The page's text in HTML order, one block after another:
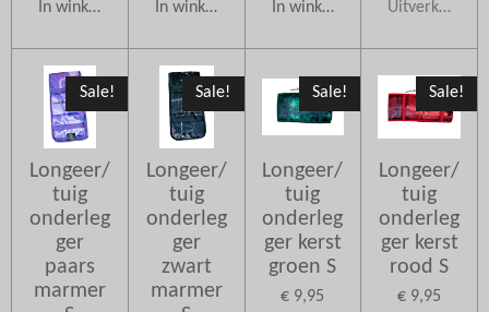
In winkelwagen In winkelwagen In winkelwagen Uitverkocht
Sale!
Longeer/
tuig
onderleg
ger
paars
marmer
Sale!
Longeer/
tuig
onderleg
ger
zwart
marmer
Sale!
Longeer/
tuig
onderleg
ger kerst
groen S
€ 9,95
Sale!
Longeer/
tuig
onderleg
ger kerst
rood S
€ 9,95